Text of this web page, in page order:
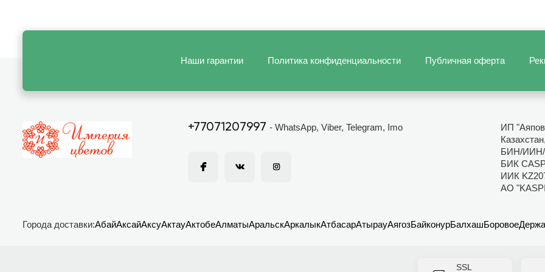
Наши гарантии Политика конфиденциальности Публичная оферта
+77071207997 - WhatsApp, Viber, Telegram, Imo
ИП
Казахстан,
БИН/ИИН/
БИК
ИИК
АО
Города доставки:АбайАксайАксуАктауАктобеАлматыАральскАркалыкАтбасарАтырауАягозБайконурБалхашБоровое
SSL